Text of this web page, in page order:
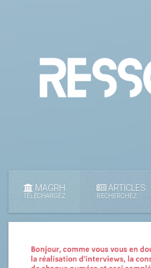
MAGRH
TÉLÉCHARGEZ
ARTICLES
RECHERCHEZ